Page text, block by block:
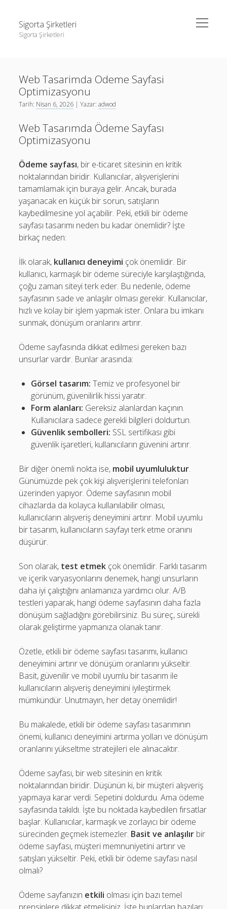
Sigorta Şirketleri
Sigorta Şirketleri
menüyü
aç
Linkedin Takipçi Yükseltme Hilesi
Liste
instagram gizli hesap görme giriş yapmadan
Liste
Web Tasarimda Odeme Sayfasi
Optimizasyonu
Tarih: Nisan 6, 2026 | Yazar:adwod
Web Tasarımda Ödeme Sayfası
Optimizasyonu
Ödeme sayfası, bir e-ticaret sitesinin en kritik
noktalarından biridir. Kullanıcılar, alışverişlerini
tamamlamak için buraya gelir. Ancak, burada
yaşanacak en küçük bir sorun, satışların
kaybedilmesine yol açabilir. Peki, etkili bir ödeme
sayfası tasarımı neden bu kadar önemlidir? İşte
birkaç neden:
İlk olarak, kullanıcı deneyimi çok önemlidir. Bir
kullanıcı, karmaşık bir ödeme süreciyle karşılaştığında,
çoğu zaman siteyi terk eder. Bu nedenle, ödeme
sayfasının sade ve anlaşılır olması gerekir. Kullanıcılar,
hızlı ve kolay bir işlem yapmak ister. Onlara bu imkanı
sunmak, dönüşüm oranlarını artırır.
Ödeme sayfasında dikkat edilmesi gereken bazı
unsurlar vardır. Bunlar arasında:
Görsel tasarım: Temiz ve profesyonel bir
görünüm, güvenilirlik hissi yaratır.
Form alanları: Gereksiz alanlardan kaçının.
Kullanıcılara sadece gerekli bilgileri doldurtun.
Güvenlik sembolleri: SSL sertifikası gibi
güvenlik işaretleri, kullanıcıların güvenini artırır.
Bir diğer önemli nokta ise, mobil uyumluluktur.
Günümüzde pek çok kişi alışverişlerini telefonları
üzerinden yapıyor. Ödeme sayfasının mobil
cihazlarda da kolayca kullanılabilir olması,
kullanıcıların alışveriş deneyimini artırır. Mobil uyumlu
bir tasarım, kullanıcıların sayfayı terk etme oranını
düşürür.
Son olarak, test etmek çok önemlidir. Farklı tasarım
ve içerik varyasyonlarını denemek, hangi unsurların
daha iyi çalıştığını anlamanıza yardımcı olur. A/B
testleri yaparak, hangi ödeme sayfasının daha fazla
dönüşüm sağladığını görebilirsiniz. Bu süreç, sürekli
olarak geliştirme yapmanıza olanak tanır.
Özetle, etkili bir ödeme sayfası tasarımı, kullanıcı
deneyimini artırır ve dönüşüm oranlarını yükseltir.
Basit, güvenilir ve mobil uyumlu bir tasarım ile
kullanıcıların alışveriş deneyimini iyileştirmek
mümkündür. Unutmayın, her detay önemlidir!
Bu makalede, etkili bir ödeme sayfası tasarımının
önemi, kullanıcı deneyimini artırma yolları ve dönüşüm
oranlarını yükseltme stratejileri ele alınacaktır.
Ödeme sayfası, bir web sitesinin en kritik
noktalarından biridir. Düşünün ki, bir müşteri alışveriş
yapmaya karar verdi. Sepetini doldurdu. Ama ödeme
sayfasında takıldı. İşte bu noktada kaybedilen fırsatlar
başlar. Kullanıcılar, karmaşık ve zorlayıcı bir ödeme
sürecinden geçmek istemezler. Basit ve anlaşılır bir
ödeme sayfası, müşteri memnuniyetini artırır ve
satışları yükseltir. Peki, etkili bir ödeme sayfası nasıl
olmalı?
Ödeme sayfanızın etkili olması için bazı temel